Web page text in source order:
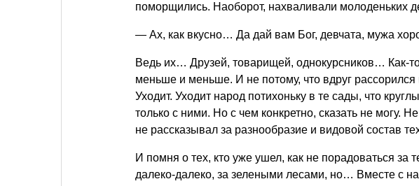
поморщились. Наоборот, нахваливали молоденьких
— Ах, как вкусно… Да дай вам Бог, девчата, мужа
Ведь их… Друзей, товарищей, однокурсников… Как-
меньше и меньше. И не потому, что вдруг
Уходит. Уходит народ потихоньку в те сады, что
только с ними. Но с чем конкретно, сказать не могу.
не рассказывал за разнообразие и видовой состав
И помня о тех, кто уже ушел, как не порадоваться за
далеко-далеко, за зелеными лесами, но… Вместе с